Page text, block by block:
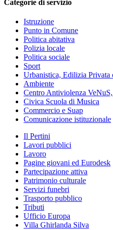
Categorie di servizio
Istruzione
Punto in Comune
Politica abitativa
Polizia locale
Politica sociale
Sport
Urbanistica, Edilizia Privata
Ambiente
Centro Antiviolenza
Civica Scuola di Musica
Commercio e Suap
Comunicazione istituzionale
Il Pertini
Lavori pubblici
Lavoro
Pagine giovani ed Eurodesk
Partecipazione attiva
Patrimonio culturale
Servizi funebri
Trasporto pubblico
Tributi
Ufficio Europa
Villa Ghirlanda Silva